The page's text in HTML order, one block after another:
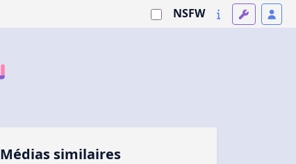
NSFW
Médias similaires